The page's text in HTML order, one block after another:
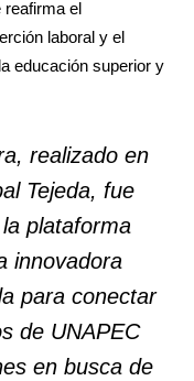
reafirma el
laboral y el
educación superior y
realizado en
Tejeda, fue
plataforma
innovadora
para conectar
de UNAPEC
en busca de